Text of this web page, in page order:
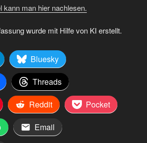
kann man hier nachlesen.
wurde mit Hilfe von KI erstellt.
Bluesky
Threads
Reddit
Pocket
Email